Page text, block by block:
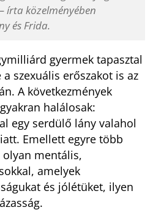
írta közelményében
és Frida.
gyermek tapasztal
szexuális erőszakot is az
A következmények
halálosak:
egy serdülő lány valahol
Emellett egyre több
olyan mentális,
amelyek
és jólétüket, ilyen